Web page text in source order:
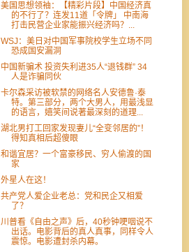
美国思想领袖：【精彩片段】中国经济真
的不行了？连发11道「令牌」 中南海
打击民营企业家能振兴经济吗？...
WSJ：美日对中国军事院校学生立场不同
恐成国安漏洞
中国新骗术 投资失利进35人“退钱群” 34
人是诈骗同伙
卡尔森采访被软禁的网络名人安德鲁·泰
特。第三部分，两个大男人，用最浅显
的语言，嬉笑间说著最深刻的道理...
湖北男打工回家发现妻儿“全变邻居的”！
得知真相后超傻眼
和谐宜居？一个富豪移民、穷人偷渡的国
家
外星人在这！
共产党人爱企业老总：党和民企又相爱
了？
川普看《自由之声》后，40秒钟哽咽说不
出话。电影背后的真人真事，同样令人
震惊。电影遭封杀内幕。